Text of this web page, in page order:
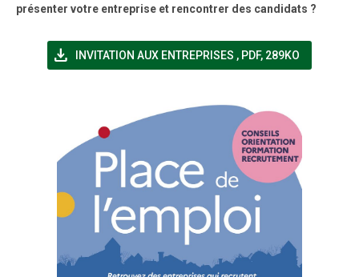
présenter votre entreprise et rencontrer des candidats ?
file_download INVITATION AUX ENTREPRISES (NOUVELLE FENÊTRE)
, PDF, 289KO